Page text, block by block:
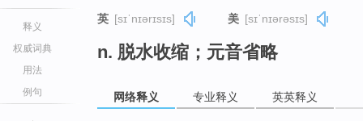
释义
权威词典
用法
例句
英 [sɪˈnɪərɪsɪs] 美 [sɪˈnɪərəsɪs]
n. 脱水收缩；元音省略
网络释义 专业释义 英英释义